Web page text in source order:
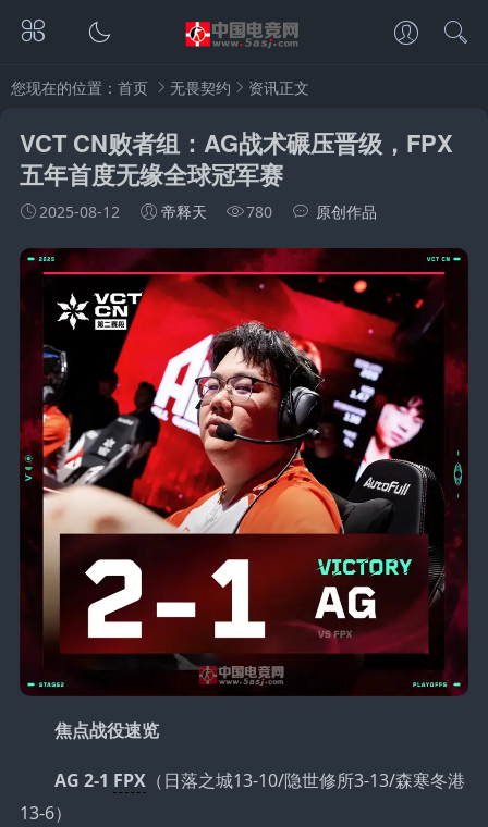
您现在的位置： 首页 无畏契约 资讯正文
VCT CN败者组：AG战术碾压晋级，FPX
五年首度无缘全球冠军赛
2025-08-12 帝释天 780 原创作品
焦点战役速览
AG 2-1 FPX（日落之城13-10/隐世修所3-13/森寒冬港
13-6）